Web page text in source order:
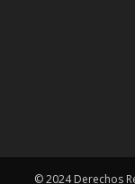
© 2024 Derechos